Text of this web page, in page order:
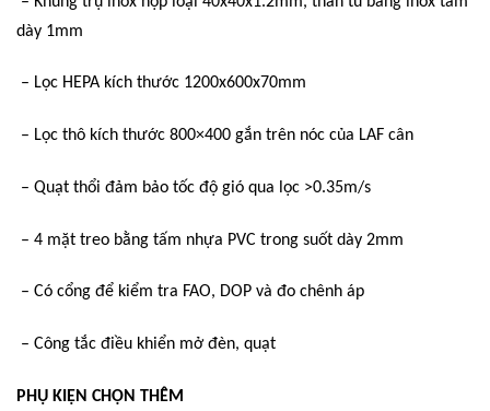
dày 1mm
– Lọc HEPA kích thước 1200x600x70mm
– Lọc thô kích thước 800×400 gắn trên nóc của LAF cân
– Quạt thổi đảm bảo tốc độ gió qua lọc >0.35m/s
– 4 mặt treo bằng tấm nhựa PVC trong suốt dày 2mm
– Có cổng để kiểm tra FAO, DOP và đo chênh áp
– Công tắc điều khiển mở đèn, quạt
PHỤ KIỆN CHỌN THÊM